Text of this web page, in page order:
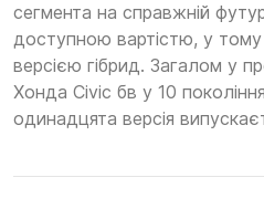
сегмента на справжній
доступною вартістю, у тому
версією гібрид. Загалом у
Хонда Civic бв у 10
одинадцята версія